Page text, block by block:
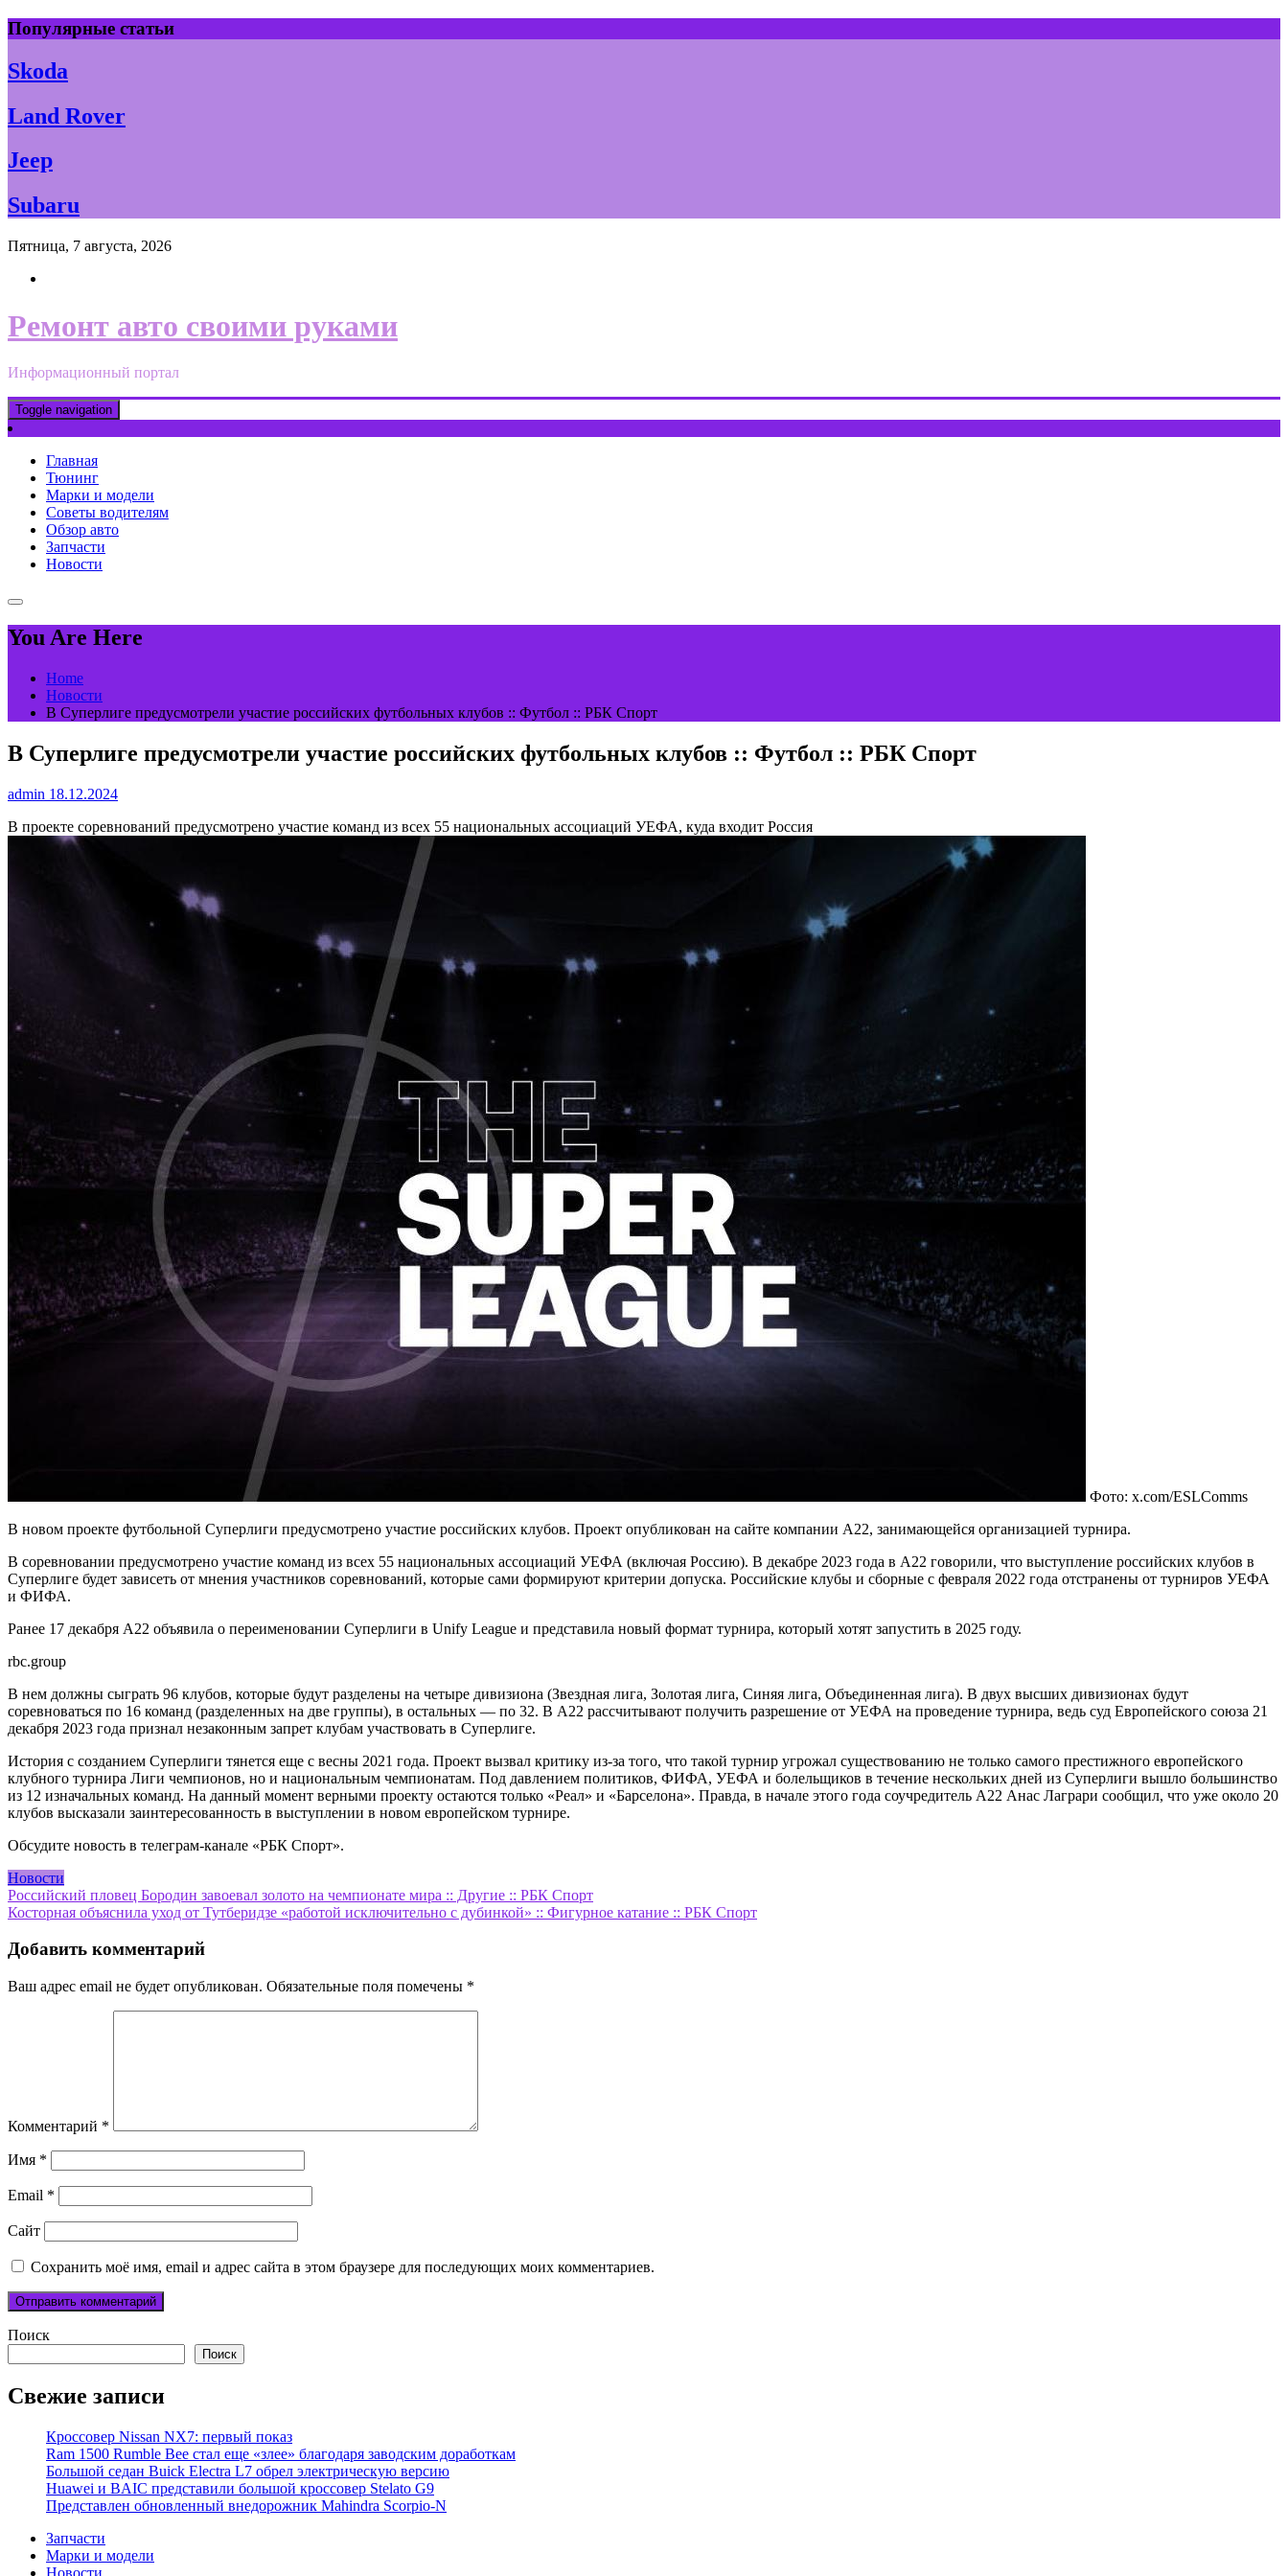
Skip
to
content
Популярные статьи
Skoda
Land Rover
Jeep
Subaru
Пятница, 7 августа, 2026
Ремонт авто своими руками
Информационный портал
Toggle navigation
Главная
Тюнинг
Марки и модели
Советы водителям
Обзор авто
Запчасти
Новости
You Are Here
Home
Новости
В Суперлиге предусмотрели участие российских футбольных клубов :: Футбол :: РБК Спорт
В Суперлиге предусмотрели участие российских футбольных клубов :: Футбол :: РБК Спорт
admin 18.12.2024
В проекте соревнований предусмотрено участие команд из всех 55 национальных ассоциаций УЕФА, куда входит Россия
Фото: x.com/ESLComms
В новом проекте футбольной Суперлиги предусмотрено участие российских клубов. Проект опубликован на сайте компании A22, занимающейся организацией турнира.
В соревновании предусмотрено участие команд из всех 55 национальных ассоциаций УЕФА (включая Россию). В декабре 2023 года в A22 говорили, что выступление российских клубов в
Суперлиге будет зависеть от мнения участников соревнований, которые сами формируют критерии допуска. Российские клубы и сборные с февраля 2022 года отстранены от турниров УЕФА
и ФИФА.
Ранее 17 декабря A22 объявила о переименовании Суперлиги в Unify League и представила новый формат турнира, который хотят запустить в 2025 году.
rbc.group
В нем должны сыграть 96 клубов, которые будут разделены на четыре дивизиона (Звездная лига, Золотая лига, Синяя лига, Объединенная лига). В двух высших дивизионах будут
соревноваться по 16 команд (разделенных на две группы), в остальных — по 32. В A22 рассчитывают получить разрешение от УЕФА на проведение турнира, ведь суд Европейского союза 21
декабря 2023 года признал незаконным запрет клубам участвовать в Суперлиге.
История с созданием Суперлиги тянется еще с весны 2021 года. Проект вызвал критику из-за того, что такой турнир угрожал существованию не только самого престижного европейского
клубного турнира Лиги чемпионов, но и национальным чемпионатам. Под давлением политиков, ФИФА, УЕФА и болельщиков в течение нескольких дней из Суперлиги вышло большинство
из 12 изначальных команд. На данный момент верными проекту остаются только «Реал» и «Барселона». Правда, в начале этого года соучредитель A22 Анас Лаграри сообщил, что уже около 20
клубов высказали заинтересованность в выступлении в новом европейском турнире.
Обсудите новость в телеграм-канале «РБК Спорт».
Новости
Навигация
по
записям
Российский пловец Бородин завоевал золото на чемпионате мира :: Другие :: РБК Спорт
Косторная объяснила уход от Тутберидзе «работой исключительно с дубинкой» :: Фигурное катание :: РБК Спорт
Добавить комментарий
Ваш адрес email не будет опубликован. Обязательные поля помечены *
Комментарий *
Имя *
Email *
Сайт
Сохранить моё имя, email и адрес сайта в этом браузере для последующих моих комментариев.
Поиск
Поиск
Свежие записи
Кроссовер Nissan NX7: первый показ
Ram 1500 Rumble Bee стал еще «злее» благодаря заводским доработкам
Большой седан Buick Electra L7 обрел электрическую версию
Huawei и BAIC представили большой кроссовер Stelato G9
Представлен обновленный внедорожник Mahindra Scorpio-N
Запчасти
Марки и модели
Новости